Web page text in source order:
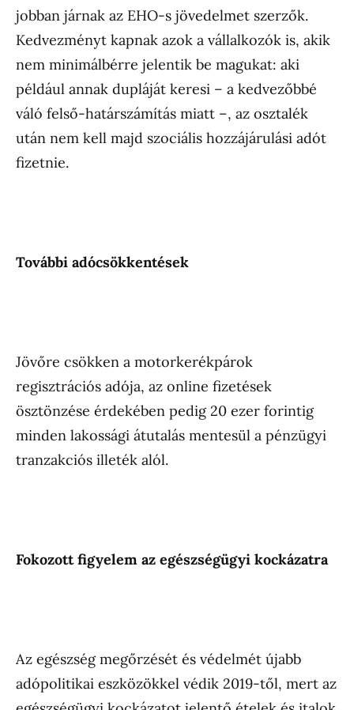
jobban járnak az EHO-s jövedelmet szerzők.
Kedvezményt kapnak azok a vállalkozók is, akik
nem minimálbérre jelentik be magukat: aki
például annak dupláját keresi – a kedvezőbbé
váló felső-határszámítás miatt –, az osztalék
után nem kell majd szociális hozzájárulási adót
fizetnie.
További adócsökkentések
Jövőre csökken a motorkerékpárok
regisztrációs adója, az online fizetések
ösztönzése érdekében pedig 20 ezer forintig
minden lakossági átutalás mentesül a pénzügyi
tranzakciós illeték alól.
Fokozott figyelem az egészségügyi kockázatra
Az egészség megőrzését és védelmét újabb
adópolitikai eszközökkel védik 2019-től, mert az